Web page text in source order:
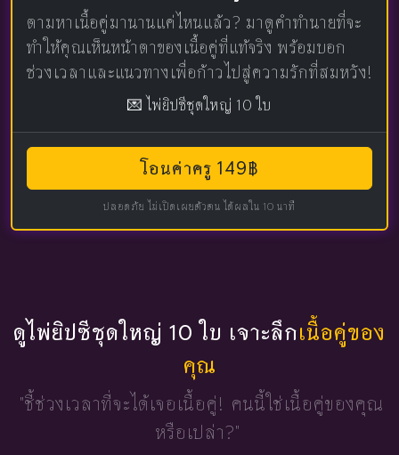
ตามหาเนื้อคู่มานานแค่ไหนแล้ว? มาดูคำทำนายที่จะ
ทำให้คุณเห็นหน้าตาของเนื้อคู่ที่แท้จริง พร้อมบอก
ช่วงเวลาและแนวทางเพื่อก้าวไปสู่ความรักที่สมหวัง!
💌 ไพ่ยิปซีชุดใหญ่ 10 ใบ
โอนค่าครู 149฿
ปลอดภัย ไม่เปิดเผยตัวตน ได้ผลใน 10 นาที
ดูไพ่ยิปซีชุดใหญ่ 10 ใบ เจาะลึกเนื้อคู่ของ
คุณ
"ชี้ช่วงเวลาที่จะได้เจอเนื้อคู่! คนนี้ใช่เนื้อคู่ของคุณ
หรือเปล่า?"